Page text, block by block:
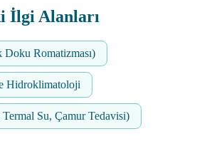
İlgi Alanları
Romatizması)
Hidroklimatoloji
Su, Çamur Tedavisi)